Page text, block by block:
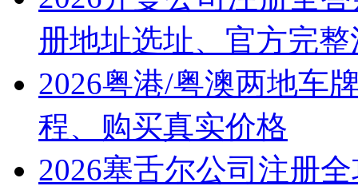
册地址选址、官方完
2026粤港/粤澳两地车
程、购买真实价格
2026塞舌尔公司注册